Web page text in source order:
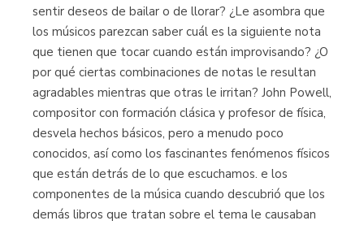
sentir deseos de bailar o de llorar? ¿Le asombra que
los músicos parezcan saber cuál es la siguiente nota
que tienen que tocar cuando están improvisando? ¿O
por qué ciertas combinaciones de notas le resultan
agradables mientras que otras le irritan? John Powell,
compositor con formación clásica y profesor de física,
desvela hechos básicos, pero a menudo poco
conocidos, así como los fascinantes fenómenos físicos
que están detrás de lo que escuchamos. e los
componentes de la música cuando descubrió que los
demás libros que tratan sobre el tema le causaban